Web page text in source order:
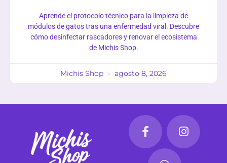
Aprende el protocolo técnico para la limpieza de
módulos de gatos tras una enfermedad viral. Descubre
cómo desinfectar rascadores y renovar el ecosistema
de Michis Shop.
Michis Shop agosto 8, 2026